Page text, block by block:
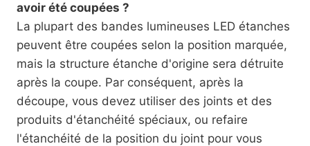
avoir été coupées ?
La plupart des bandes lumineuses LED étanches
peuvent être coupées selon la position marquée,
mais la structure étanche d'origine sera détruite
après la coupe. Par conséquent, après la
découpe, vous devez utiliser des joints et des
produits d'étanchéité spéciaux, ou refaire
l'étanchéité de la position du joint pour vous